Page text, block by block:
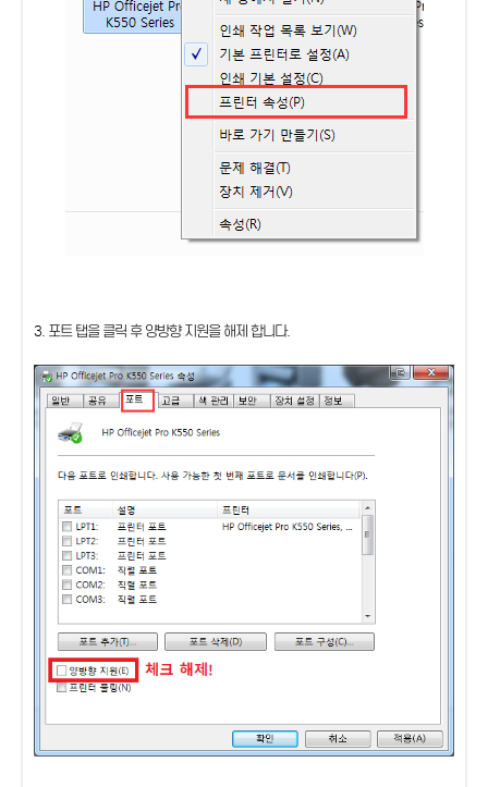
3. 포트 탭을 클릭 후 양방향 지원을 해제 합니다.